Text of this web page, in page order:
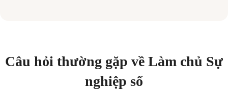
Câu hỏi thường gặp về Làm chủ Sự
nghiệp số